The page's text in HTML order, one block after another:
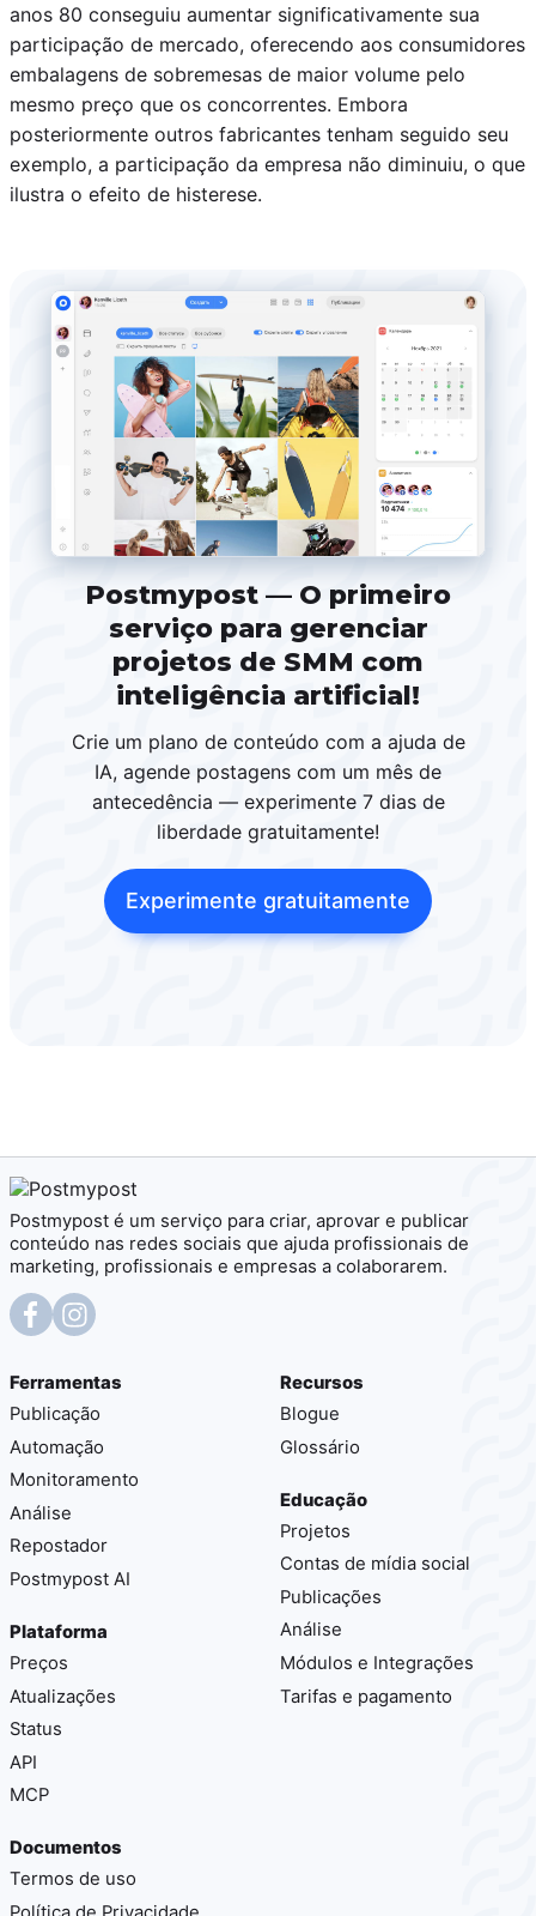
anos 80 conseguiu aumentar significativamente sua
participação de mercado, oferecendo aos consumidores
embalagens de sobremesas de maior volume pelo
mesmo preço que os concorrentes. Embora
posteriormente outros fabricantes tenham seguido seu
exemplo, a participação da empresa não diminuiu, o que
ilustra o efeito de histerese.
Postmypost — O primeiro
serviço para gerenciar
projetos de SMM com
inteligência artificial!
Crie um plano de conteúdo com a ajuda de
IA, agende postagens com um mês de
antecedência — experimente 7 dias de
liberdade gratuitamente!
Experimente gratuitamente
Postmypost é um serviço para criar, aprovar e publicar
conteúdo nas redes sociais que ajuda profissionais de
marketing, profissionais e empresas a colaborarem.
Ferramentas
Publicação
Automação
Monitoramento
Análise
Repostador
Postmypost AI
Plataforma
Preços
Atualizações
Status
API
MCP
Recursos
Blogue
Glossário
Educação
Projetos
Contas de mídia social
Publicações
Análise
Módulos e Integrações
Tarifas e pagamento
Documentos
Termos de uso